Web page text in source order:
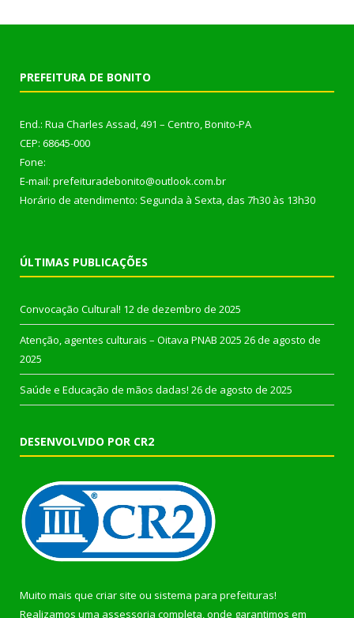
PREFEITURA DE BONITO
End.: Rua Charles Assad, 491 – Centro, Bonito-PA
CEP: 68645-000
Fone:
E-mail: prefeituradebonito@outlook.com.br
Horário de atendimento: Segunda à Sexta, das 7h30 às 13h30
ÚLTIMAS PUBLICAÇÕES
Convocação Cultural! 12 de dezembro de 2025
Atenção, agentes culturais – Oitava PNAB 2025 26 de agosto de
2025
Saúde e Educação de mãos dadas! 26 de agosto de 2025
DESENVOLVIDO POR CR2
Muito mais que criar site ou sistema para prefeituras!
Realizamos uma assessoria completa, onde garantimos em